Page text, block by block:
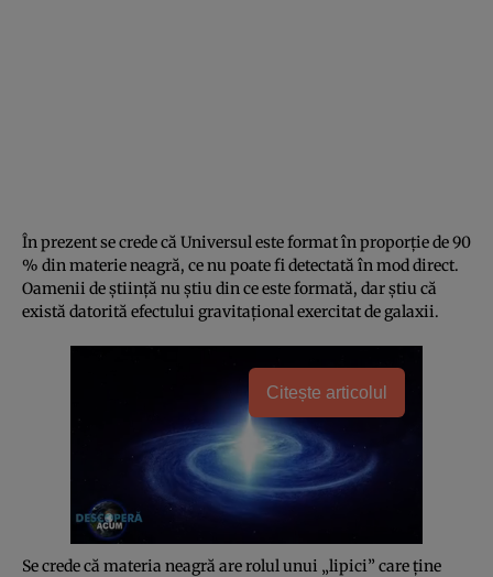
În prezent se crede că Universul este format în proporţie de 90
% din materie neagră, ce nu poate fi detectată în mod direct.
Oamenii de ştiinţă nu ştiu din ce este formată, dar ştiu că
există datorită efectului gravitaţional exercitat de galaxii.
Citește articolul
Se crede că materia neagră are rolul unui „lipici” care ţine